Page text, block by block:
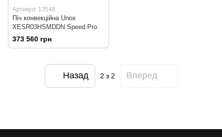
Артикул: 13548
Піч конвекційна Unox
XESR03HSMDDN Speed.Pro
373 560 грн
Назад 2 з 2 Вперед